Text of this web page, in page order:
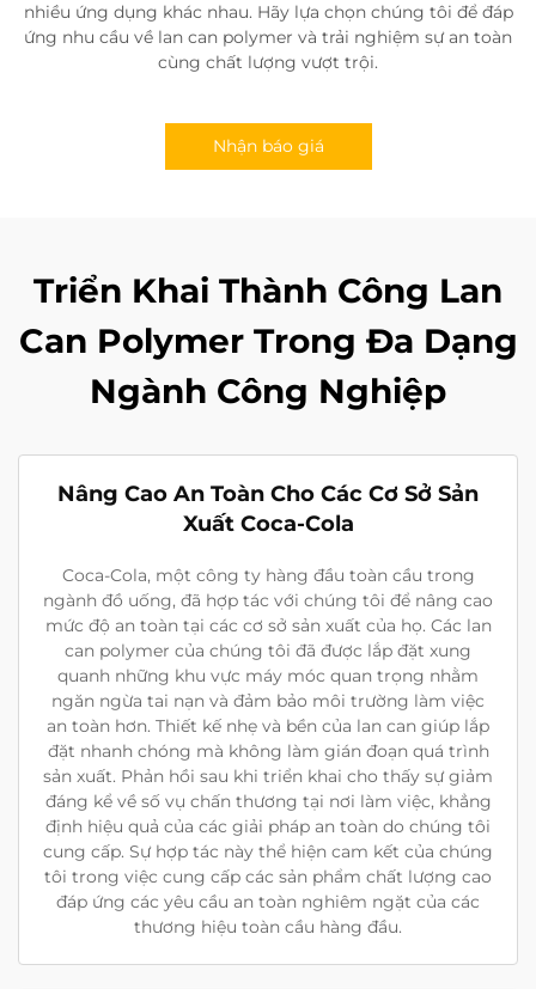
nhiều ứng dụng khác nhau. Hãy lựa chọn chúng tôi để đáp
ứng nhu cầu về lan can polymer và trải nghiệm sự an toàn
cùng chất lượng vượt trội.
Nhận báo giá
Triển Khai Thành Công Lan
Can Polymer Trong Đa Dạng
Ngành Công Nghiệp
Nâng Cao An Toàn Cho Các Cơ Sở Sản
Xuất Coca-Cola
Coca-Cola, một công ty hàng đầu toàn cầu trong
ngành đồ uống, đã hợp tác với chúng tôi để nâng cao
mức độ an toàn tại các cơ sở sản xuất của họ. Các lan
can polymer của chúng tôi đã được lắp đặt xung
quanh những khu vực máy móc quan trọng nhằm
ngăn ngừa tai nạn và đảm bảo môi trường làm việc
an toàn hơn. Thiết kế nhẹ và bền của lan can giúp lắp
đặt nhanh chóng mà không làm gián đoạn quá trình
sản xuất. Phản hồi sau khi triển khai cho thấy sự giảm
đáng kể về số vụ chấn thương tại nơi làm việc, khẳng
định hiệu quả của các giải pháp an toàn do chúng tôi
cung cấp. Sự hợp tác này thể hiện cam kết của chúng
tôi trong việc cung cấp các sản phẩm chất lượng cao
đáp ứng các yêu cầu an toàn nghiêm ngặt của các
thương hiệu toàn cầu hàng đầu.